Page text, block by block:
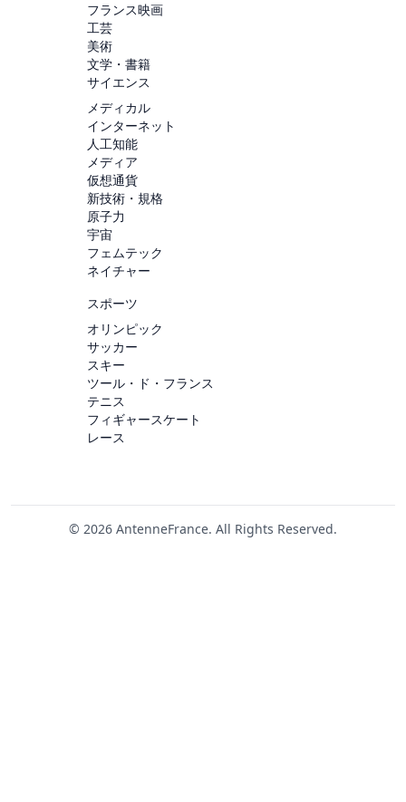
フランス映画
工芸
美術
文学・書籍
サイエンス
メディカル
インターネット
人工知能
メディア
仮想通貨
新技術・規格
原子力
宇宙
フェムテック
ネイチャー
スポーツ
オリンピック
サッカー
スキー
ツール・ド・フランス
テニス
フィギャースケート
レース
© 2026 AntenneFrance. All Rights Reserved.